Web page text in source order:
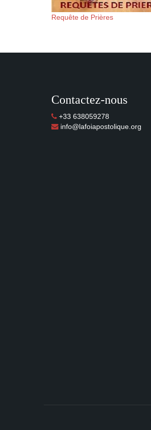
Requête de Prières
Contactez-nous
+33 638059278
info@lafoiapostolique.org